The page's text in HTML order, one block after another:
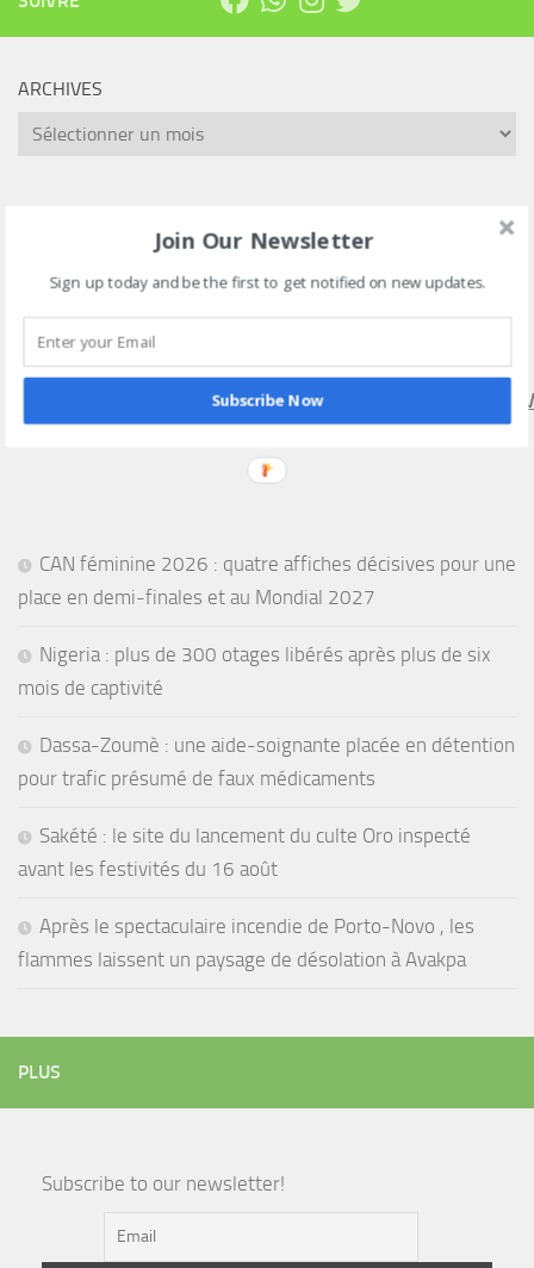
ARCHIVES
Archives
SUIVEZ NOUS SUR NOTRE CHAINE WHATSAPP VIA CE
LIEN
HTTPS://WHATSAPP.COM/CHANNEL/
CAN féminine 2026 : quatre affiches décisives pour une
place en demi-finales et au Mondial 2027
Nigeria : plus de 300 otages libérés après plus de six
mois de captivité
Dassa-Zoumè : une aide-soignante placée en détention
pour trafic présumé de faux médicaments
Sakété : le site du lancement du culte Oro inspecté
avant les festivités du 16 août
Après le spectaculaire incendie de Porto-Novo , les
flammes laissent un paysage de désolation à Avakpa
PLUS
Subscribe to our newsletter!
Join Our Newsletter
Sign up today and be the first to get notified on new updates.
Subscribe Now